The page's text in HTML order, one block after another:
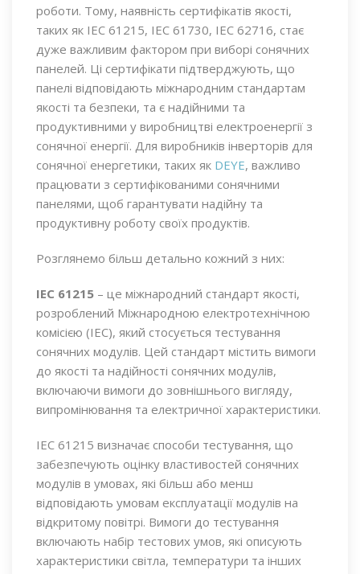
роботи. Тому, наявність сертифікатів якості,
таких як IEC 61215, IEC 61730, IEC 62716, стає
дуже важливим фактором при виборі сонячних
панелей. Ці сертифікати підтверджують, що
панелі відповідають міжнародним стандартам
якості та безпеки, та є надійними та
продуктивними у виробництві електроенергії з
сонячної енергії. Для виробників інверторів для
сонячної енергетики, таких як DEYE, важливо
працювати з сертифікованими сонячними
панелями, щоб гарантувати надійну та
продуктивну роботу своїх продуктів.
Розглянемо більш детально кожний з них:
IEC 61215 – це міжнародний стандарт якості,
розроблений Міжнародною електротехнічною
комісією (IEC), який стосується тестування
сонячних модулів. Цей стандарт містить вимоги
до якості та надійності сонячних модулів,
включаючи вимоги до зовнішнього вигляду,
випромінювання та електричної характеристики.
IEC 61215 визначає способи тестування, що
забезпечують оцінку властивостей сонячних
модулів в умовах, які більш або менш
відповідають умовам експлуатації модулів на
відкритому повітрі. Вимоги до тестування
включають набір тестових умов, які описують
характеристики світла, температури та інших